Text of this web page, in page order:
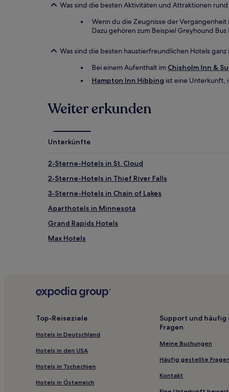
Was sind die besten Aktivitäten und Attraktionen
Wenn du die Zeugnisse der
Dazu gehören zum Beispiel Greyhound
Was sind die besten haustierfreundlichen Hotels
Bei einem Aufenthalt im Chisholm Inn &
Hampton Inn Hibbing ist eine Unterkunft,
Weiter erkunden
Unterkünfte
2-Sterne-Hotels in St. Cloud
2-Sterne-Hotels in Thief River Falls
3-Sterne-Hotels in Chain of Lakes
Aparthotels in Minnesota
Grand Rapids Hotels
Max Hotels
Fairbanks Hotels
Hotels nahe Soudan Underground Mine State Park
Top-Reiseziele
Hotels in Deutschland
Hotels in den USA
Hotels in Tschechien
Hotels in Österreich
Support und
Fragen
Meine Buchungen
Häufig gestellte Fragen
Kontakt